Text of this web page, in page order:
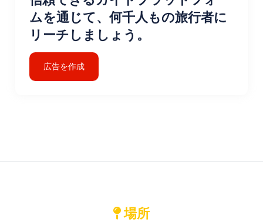
ムを通じて、何千人もの旅行者に
リーチしましょう。
広告を作成
場所